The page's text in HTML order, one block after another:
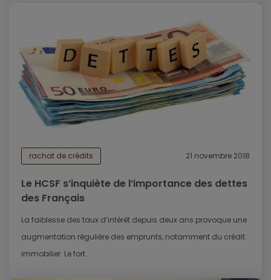
rachat de crédits 21 novembre 2018
Le HCSF s’inquiète de l’importance des dettes
des Français
La faiblesse des taux d’intérêt depuis deux ans provoque une
augmentation régulière des emprunts, notamment du crédit
immobilier. Le fort...